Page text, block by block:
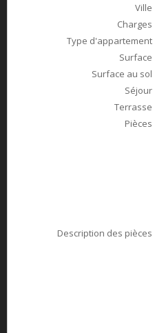
Ville
Charges
Type d'appartement
Surface
Surface au sol
Séjour
Terrasse
Pièces
Description des pièces